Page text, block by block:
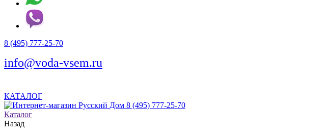
8 (495) 777-25-70
info@voda-vsem.ru
КАТАЛОГ
8 (495) 777-25-70
Каталог
Назад